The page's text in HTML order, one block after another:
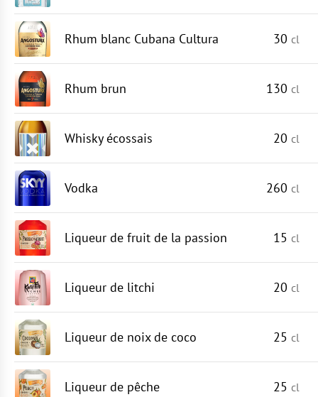
Rhum blanc Cubana Cultura 30 cl
Rhum brun 130 cl
Whisky écossais 20 cl
Vodka 260 cl
Liqueur de fruit de la passion 15 cl
Liqueur de litchi 20 cl
Liqueur de noix de coco 25 cl
Liqueur de pêche 25 cl